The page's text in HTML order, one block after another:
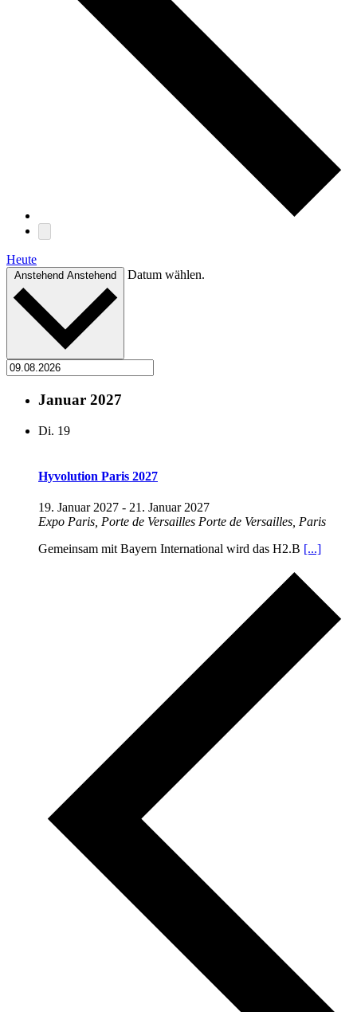
Heute
Anstehend Anstehend Datum wählen.
Januar 2027
Di. 19
Hyvolution Paris 2027
19. Januar 2027 - 21. Januar 2027
Expo Paris, Porte de Versailles Porte de Versailles, Paris
Gemeinsam mit Bayern International wird das H2.B [...]